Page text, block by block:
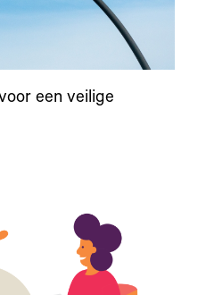
een veilige